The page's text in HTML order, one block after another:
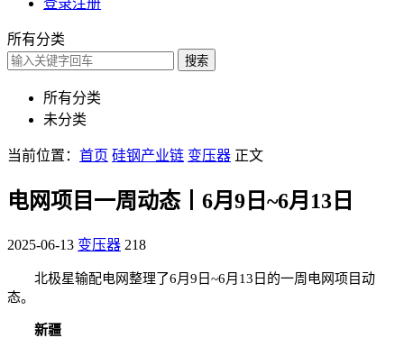
登录注册
所有分类
搜索
所有分类
未分类
当前位置： 首页 硅钢产业链 变压器 正文
电网项目一周动态丨6月9日~6月13日
2025-06-13 变压器 218
北极星输配电网整理了6月9日~6月13日的一周电网项目动
态。
新疆